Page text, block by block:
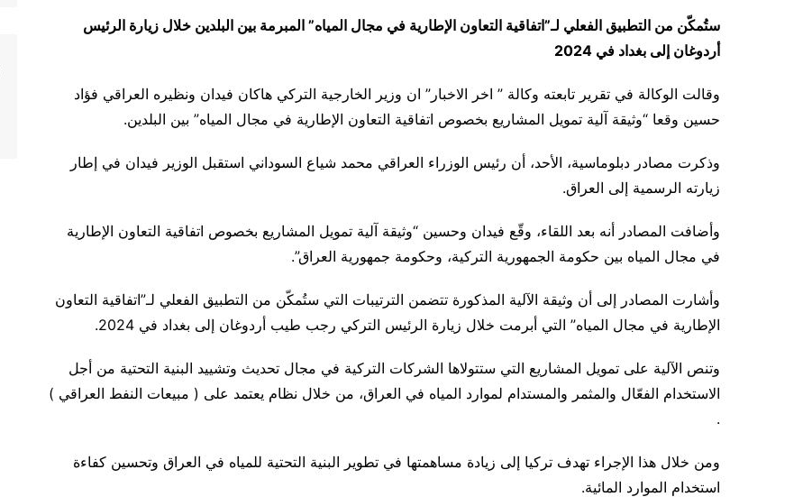
ستُمكّن من التطبيق الفعلي لـ”اتفاقية التعاون الإطارية في مجال المياه” المبرمة بين البلدين خلال زيارة الرئيس
أردوغان إلى بغداد في 2024
وقالت الوكالة في تقرير تابعته وكالة ” اخر الاخبار” ان وزير الخارجية التركي هاكان فيدان ونظيره العراقي فؤاد
حسين وقعا “وثيقة آلية تمويل المشاريع بخصوص اتفاقية التعاون الإطارية في مجال المياه” بين البلدين.
وذكرت مصادر دبلوماسية، الأحد، أن رئيس الوزراء العراقي محمد شياع السوداني استقبل الوزير فيدان في إطار
زيارته الرسمية إلى العراق.
وأضافت المصادر أنه بعد اللقاء، وقّع فيدان وحسين “وثيقة آلية تمويل المشاريع بخصوص اتفاقية التعاون الإطارية
في مجال المياه بين حكومة الجمهورية التركية، وحكومة جمهورية العراق”.
وأشارت المصادر إلى أن وثيقة الآلية المذكورة تتضمن الترتيبات التي ستُمكّن من التطبيق الفعلي لـ”اتفاقية التعاون
الإطارية في مجال المياه” التي أبرمت خلال زيارة الرئيس التركي رجب طيب أردوغان إلى بغداد في 2024.
وتنص الآلية على تمويل المشاريع التي ستتولاها الشركات التركية في مجال تحديث وتشييد البنية التحتية من أجل
الاستخدام الفعّال والمثمر والمستدام لموارد المياه في العراق، من خلال نظام يعتمد على ( مبيعات النفط العراقي )
.
ومن خلال هذا الإجراء تهدف تركيا إلى زيادة مساهمتها في تطوير البنية التحتية للمياه في العراق وتحسين كفاءة
استخدام الموارد المائية.